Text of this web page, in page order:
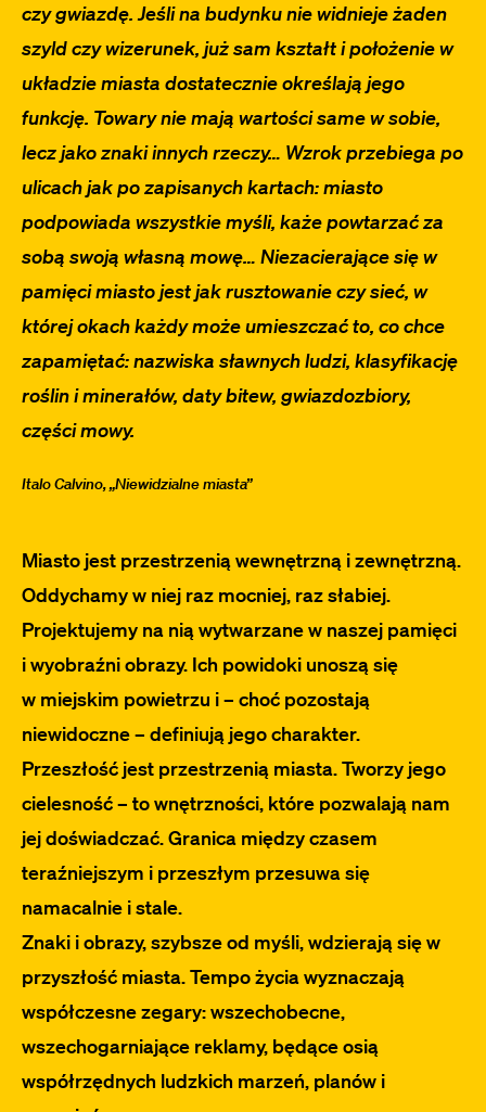
czy gwiazdę. Jeśli na budynku nie widnieje żaden
szyld czy wizerunek, już sam kształt i położenie w
układzie miasta dostatecznie określają jego
funkcję. Towary nie mają wartości same w sobie,
lecz jako znaki innych rzeczy… Wzrok przebiega po
ulicach jak po zapisanych kartach: miasto
podpowiada wszystkie myśli, każe powtarzać za
sobą swoją własną mowę… Niezacierające się w
pamięci miasto jest jak rusztowanie czy sieć, w
której okach każdy może umieszczać to, co chce
zapamiętać: nazwiska sławnych ludzi, klasyfikację
roślin i minerałów, daty bitew, gwiazdozbiory,
części mowy.
Italo Calvino, „Niewidzialne miasta”
Miasto jest przestrzenią wewnętrzną i zewnętrzną.
Oddychamy w niej raz mocniej, raz słabiej.
Projektujemy na nią wytwarzane w naszej pamięci
i wyobraźni obrazy. Ich powidoki unoszą się
w miejskim powietrzu i – choć pozostają
niewidoczne – definiują jego charakter.
Przeszłość jest przestrzenią miasta. Tworzy jego
cielesność – to wnętrzności, które pozwalają nam
jej doświadczać. Granica między czasem
teraźniejszym i przeszłym przesuwa się
namacalnie i stale.
Znaki i obrazy, szybsze od myśli, wdzierają się w
przyszłość miasta. Tempo życia wyznaczają
współczesne zegary: wszechobecne,
wszechogarniające reklamy, będące osią
współrzędnych ludzkich marzeń, planów i